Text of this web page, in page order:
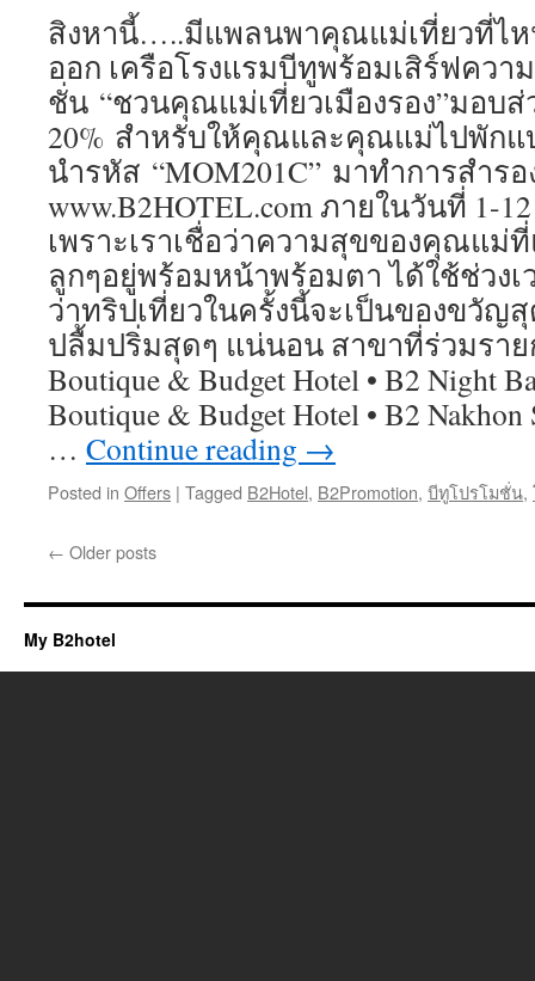
สิ
ติ์
สิงหานี้…..มีแพลนพาคุณแม่เที่ยวที่ไห
ออก เครือโรงแรมบีทูพร้อมเสิร์ฟควา
ชั่น “ชวนคุณแม่เที่ยวเมืองรอง”มอบ
20% สำหรับให้คุณและคุณแม่ไปพักแ
นำรหัส “MOM201C” มาทำการสำร
www.B2HOTEL.com ภายในวันที่ 1-
เพราะเราเชื่อว่าความสุขของคุณแม่
ลูกๆอยู่พร้อมหน้าพร้อมตา ได้ใช้ช่วงเ
ว่าทริปเที่ยวในครั้งนี้จะเป็นของขวั
ปลื้มปริ่มสุดๆ แน่นอน สาขาที่ร่วมรายก
Boutique & Budget Hotel • B2 Night
Boutique & Budget Hotel • B2 Nakhon
… Continue reading →
Posted in Offers | Tagged B2Hotel, B2Promotion, บีทูโปรโมชั่น,
← Older posts
My B2hotel